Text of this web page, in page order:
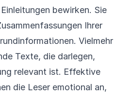
bewirken. Sie
Ihrer
Vielmehr
Texte, die darlegen,
relevant ist. Effektive
die Leser emotional an,